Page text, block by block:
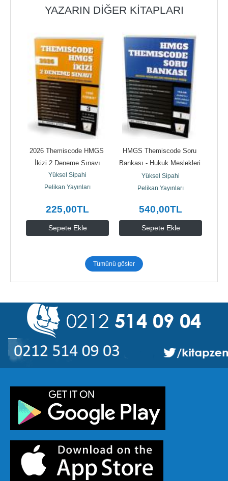
YAZARIN DIĞER KITAPLARI
Sepete Ekle
2026 Themiscode HMGS
İkizi 2 Deneme Sınavı
Yüksel Sipahi
Pelikan Yayınları
225,00TL
Sepete Ekle
HMGS Themiscode Soru
Bankası - Hukuk Meslekleri
Sınavına Giriş
Yüksel Sipahi
Pelikan Yayınları
540,00TL
Tümünü göster